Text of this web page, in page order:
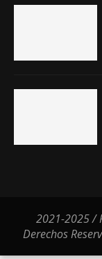
2021-2025 /
Derechos